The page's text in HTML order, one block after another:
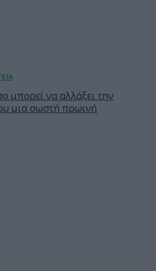
μπορεί να αλλάξει την
μια σωστή πρωινή